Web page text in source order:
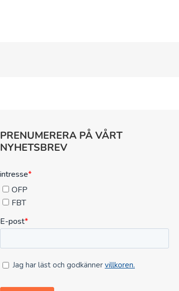
PRENUMERERA PÅ VÅRT
NYHETSBREV